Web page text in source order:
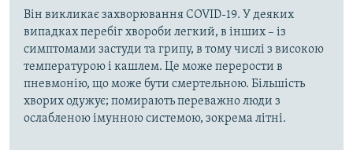
Він викликає захворювання COVID-19. У деяких
випадках перебіг хвороби легкий, в інших – із
симптомами застуди та грипу, в тому числі з високою
температурою і кашлем. Це може перерости в
пневмонію, що може бути смертельною. Більшість
хворих одужує; помирають переважно люди з
ослабленою імунною системою, зокрема літні.